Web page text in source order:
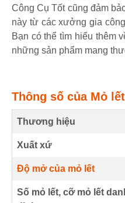
Công Cụ Tốt cũng đảm
này từ các xưởng gia
Bạn có thể tìm hiểu thêm
những sản phẩm mang
Thông số của Mỏ
Thương hiệu
Xuất xứ
Độ mở của mỏ lết
Số mỏ lết, cỡ mỏ lết